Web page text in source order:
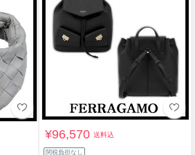
¥96,570送料込
関税負担なし